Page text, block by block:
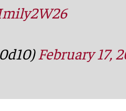
February 17,